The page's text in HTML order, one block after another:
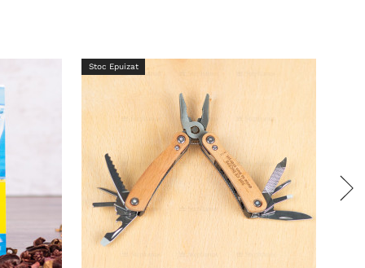
Stoc Epuizat